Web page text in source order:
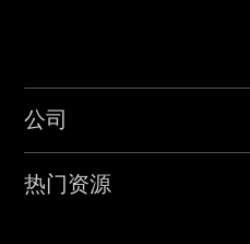
公司
热门资源